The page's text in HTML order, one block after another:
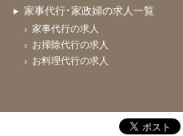
家事代行･家政婦の求人一覧
家事代行の求人
お掃除代行の求人
お料理代行の求人